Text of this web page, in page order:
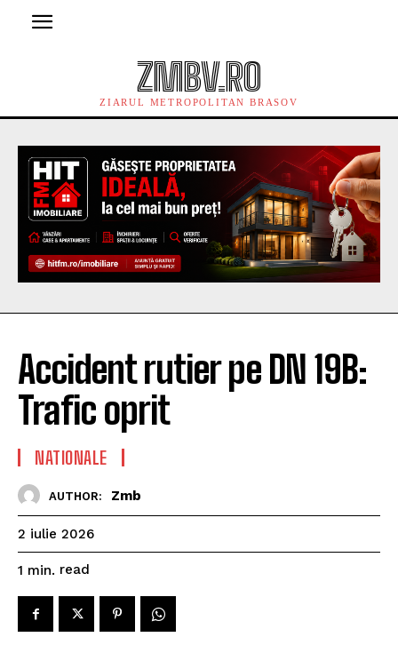
ZMBV.RO
ZIARUL METROPOLITAN BRASOV
Accident rutier pe DN 19B:
Trafic oprit
NATIONALE
AUTHOR: Zmb
2 iulie 2026
1 min. read